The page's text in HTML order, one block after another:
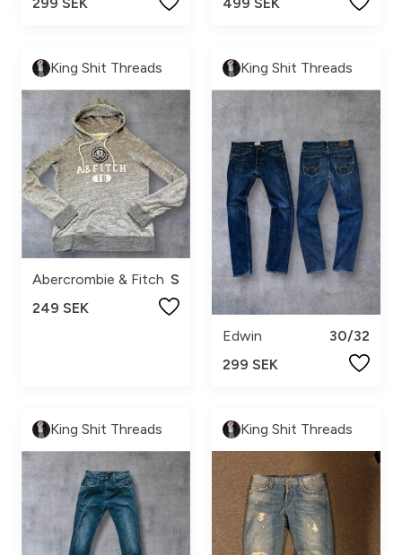
King Shit Threads
Abercrombie & Fitch S
249 SEK
King Shit Threads
Edwin
30/32
299 SEK
King Shit Threads King Shit Threads